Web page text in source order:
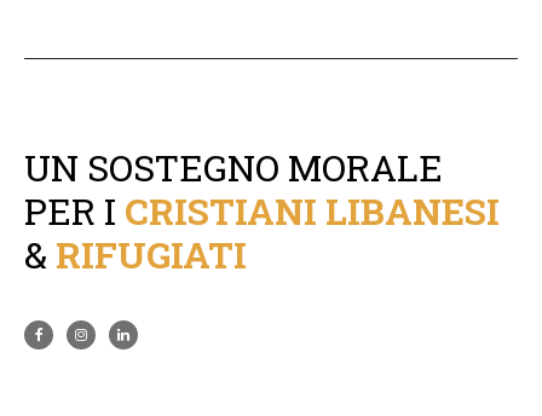
UN SOSTEGNO MORALE
PER I CRISTIANI LIBANESI
& RIFUGIATI